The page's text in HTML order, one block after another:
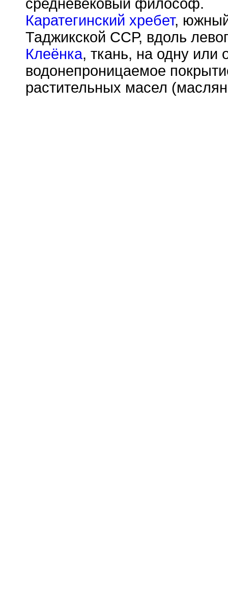
средневековый философ.
Каратегинский хребет, южный
Таджикской ССР, вдоль
Клеёнка, ткань, на одну или
водонепроницаемое
растительных масел